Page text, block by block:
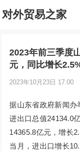
对外贸易之家
2023年前三季度
元，同比增长
2023年10月23日 17:00
据山东省政府新闻办
进出口总值24134.0
14365.8亿元，增长
当月，进出口增长